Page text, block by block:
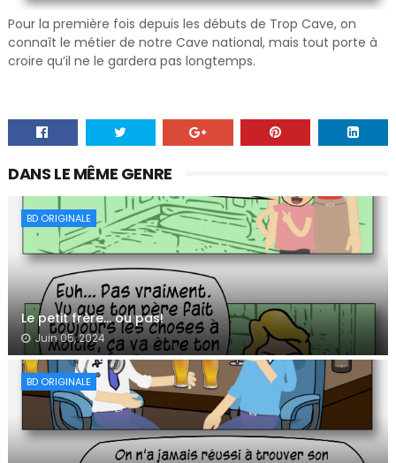
Pour la première fois depuis les débuts de Trop Cave, on
connaît le métier de notre Cave national, mais tout porte à
croire qu’il ne le gardera pas longtemps.
DANS LE MÊME GENRE
BD ORIGINALE
Le petit frère… ou pas!
Juin 05, 2024
BD ORIGINALE